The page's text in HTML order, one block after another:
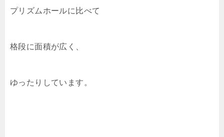
プリズムホールに比べて
格段に面積が広く、
ゆったりしています。